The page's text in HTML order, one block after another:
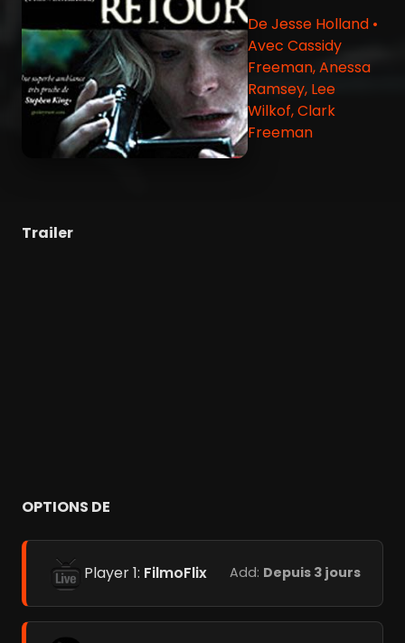
De Jesse Holland •
Avec Cassidy
Freeman, Anessa
Ramsey, Lee
Wilkof, Clark
Freeman
Trailer
OPTIONS DE
Player 1: FilmoFlix Add: Depuis 3 jours